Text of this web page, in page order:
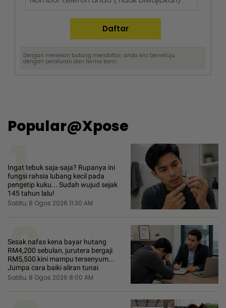
Dengan menekan butang mendaftar, anda kini bersetuju
dengan peraturan dan terma kami.
Popular@Xpose
1
Ingat tebuk saja-saja? Rupanya ini
fungsi rahsia lubang kecil pada
pengetip kuku... Sudah wujud sejak
145 tahun lalu!
Sabtu, 8 Ogos 2026 11:30 AM
2
Sesak nafas kena bayar hutang
RM4,200 sebulan, jurutera bergaji
RM5,500 kini mampu tersenyum...
Jumpa cara baiki aliran tunai
Sabtu, 8 Ogos 2026 8:00 AM